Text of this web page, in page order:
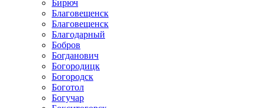
Бирюч
Благовещенск
Благовещенск
Благодарный
Бобров
Богданович
Богородицк
Богородск
Боготол
Богучар